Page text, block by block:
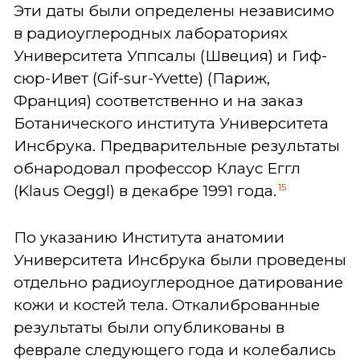
Эти даты были определены независимо
в радиоуглеродных лабораториях
Университета Уппсалы (Швеция) и Гиф-
сюр-Ивет (Gif-sur-Yvette) (Париж,
Франция) соответственно и на заказ
Ботанического института Университета
Инсбрука. Предварительные результаты
обнародовал профессор Клаус Еггл
(Klaus Oeggl) в декабре 1991 года. 15
По указанию Института анатомии
Университета Инсбрука были проведены
отдельно радиоуглеродное датирование
кожи и костей тела. Откалиброванные
результаты были опубликованы в
феврале следующего года и колебались